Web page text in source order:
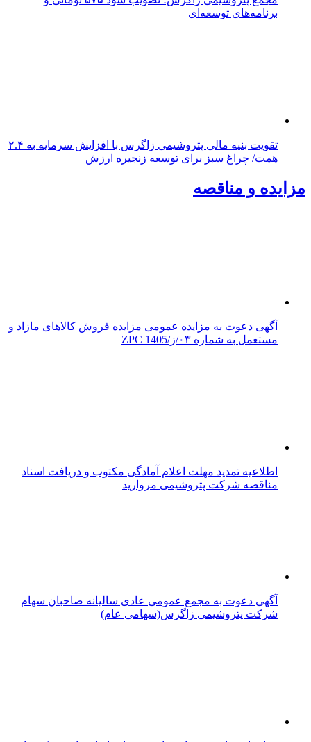
برنامه‌های توسعه‌ای
تقویت بنیه مالی پتروشیمی زاگرس با افزایش سرمایه به ۲.۴
همت/ چراغ سبز برای توسعه زنجیره ارزش
مزایده و مناقصه
آگهی دعوت به مزایده عمومی مزایده فروش کالاهای مازاد و
مستعمل به شماره ۰۳/ز/ZPC 1405
اطلاعیه تمدید مهلت اعلام آمادگی مکتوب و دریافت اسناد
مناقصه شرکت پتروشیمی مروارید
آگهی دعوت به مجمع عمومی عادی سالیانه صاحبان سهام
شرکت پتروشیمی زاگرس(سهامی عام)